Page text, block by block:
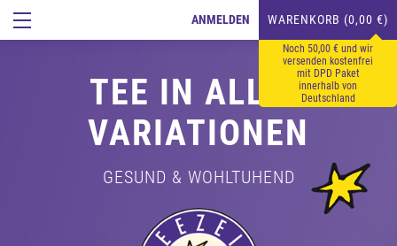
ANMELDEN WARENKORB (0,00 €)
Noch 50,00 € und wir
versenden kostenfrei
mit DPD Paket
innerhalb von
Deutschland
TEE IN ALLEN
VARIATIONEN
GESUND & WOHLTUHEND